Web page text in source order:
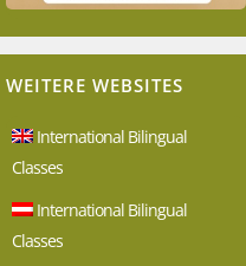
WEITERE WEBSITES
International Bilingual
Classes
International Bilingual
Classes